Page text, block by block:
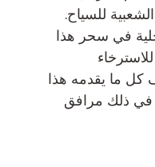
للسياح.
في سحر هذا
كل ما يقدمه هذا
في ذلك مرافق